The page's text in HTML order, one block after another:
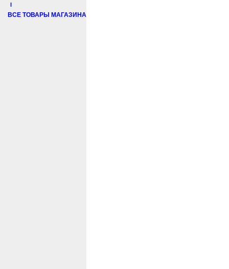
I
ВСЕ ТОВАРЫ МАГАЗИНА